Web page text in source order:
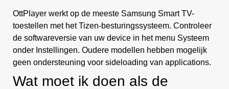
OttPlayer werkt op de meeste Samsung Smart TV-
toestellen met het Tizen-besturingssysteem. Controleer
de softwareversie van uw device in het menu Systeem
onder Instellingen. Oudere modellen hebben mogelijk
geen ondersteuning voor sideloading van applications.
Wat moet ik doen als de